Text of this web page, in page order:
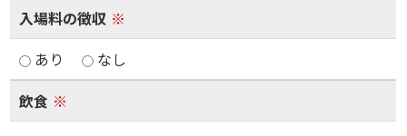
入場料の徴収 ※
あり
なし
飲食 ※